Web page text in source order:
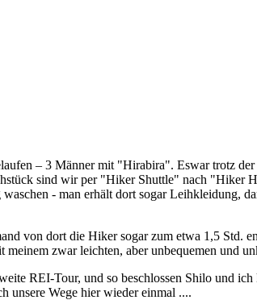
– 3 Männer mit "Hirabira". Eswar trotz
sind wir per "Hiker Shuttle" nach "Hiker
- man erhält dort sogar Leihkleidung,
von dort die Hiker sogar zum etwa 1,5 Std.
meinem zwar leichten, aber unbequemen und
REI-Tour, und so beschlossen Shilo und
unsere Wege hier wieder einmal ....